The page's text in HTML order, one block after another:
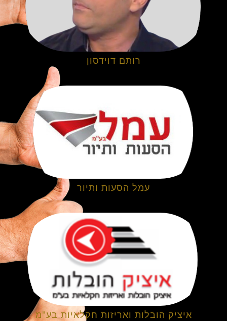
רותם דוידסון
עמל הסעות ותיור
איציק הובלות ואריזות חקלאיות בע"מ